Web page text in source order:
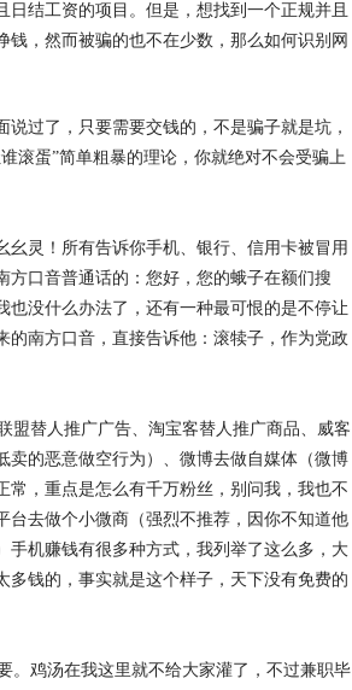
结工资的项目。但是，想找到一个正规并且
，然而被骗的也不在少数，那么如何识别网
过了，只要需要交钱的，不是骗子就是坑，
滚蛋”简单粗暴的理论，你就绝对不会受骗上
灵！所有告诉你手机、银行、信用卡被冒用
方口音普通话的：您好，您的蛾子在额们搜
没什么办法了，还有一种最可恨的是不停让
南方口音，直接告诉他：滚犊子，作为党政
替人推广广告、淘宝客替人推广商品、威客
卖的恶意做空行为）、微博去做自媒体（微博
，重点是怎么有千万粉丝，别问我，我也不
台去做个小微商（强烈不推荐，因你不知道他
手机赚钱有很多种方式，我列举了这么多，大
钱的，事实就是这个样子，天下没有免费的
鸡汤在我这里就不给大家灌了，不过兼职毕